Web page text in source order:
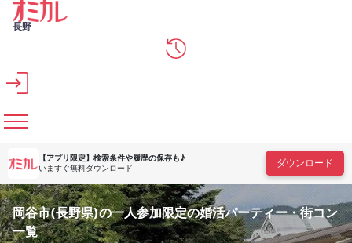
メインコンテンツへスキップ
長野
【アプリ限定】 検索条件や履歴の保存も♪
いますぐ無料ダウンロード
ダウンロード
岡谷市(長野県)の一人参加限定の婚活パーティー・街コン
一覧